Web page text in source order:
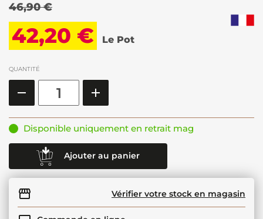
46,90 €
42,20 € Le Pot
QUANTITÉ
Disponible uniquement en retrait mag
Ajouter au panier
Vérifier votre stock en magasin